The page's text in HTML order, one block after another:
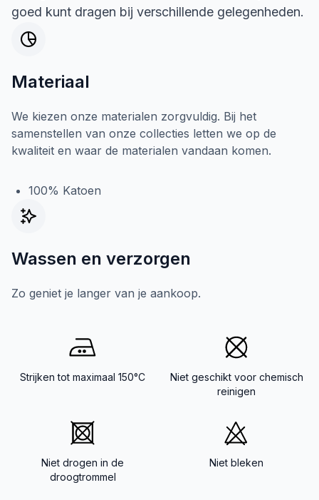
goed kunt dragen bij verschillende gelegenheden.
Materiaal
We kiezen onze materialen zorgvuldig. Bij het
samenstellen van onze collecties letten we op de
kwaliteit en waar de materialen vandaan komen.
100% Katoen
Wassen en verzorgen
Zo geniet je langer van je aankoop.
Strijken tot maximaal 150°C
Niet geschikt voor chemisch
reinigen
Niet drogen in de
droogtrommel
Niet bleken